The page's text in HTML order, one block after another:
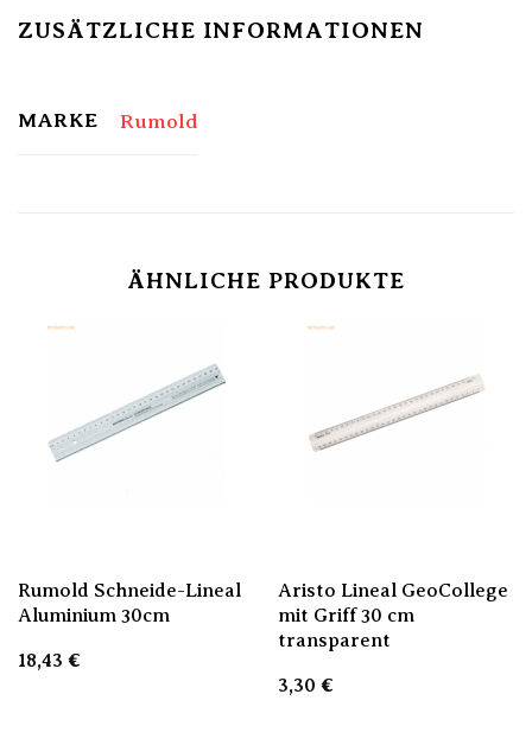
ZUSÄTZLICHE INFORMATIONEN
MARKE Rumold
ÄHNLICHE PRODUKTE
Rumold Schneide-Lineal
Aluminium 30cm
18,43 €
Aristo Lineal GeoCollege
mit Griff 30 cm
transparent
3,30 €